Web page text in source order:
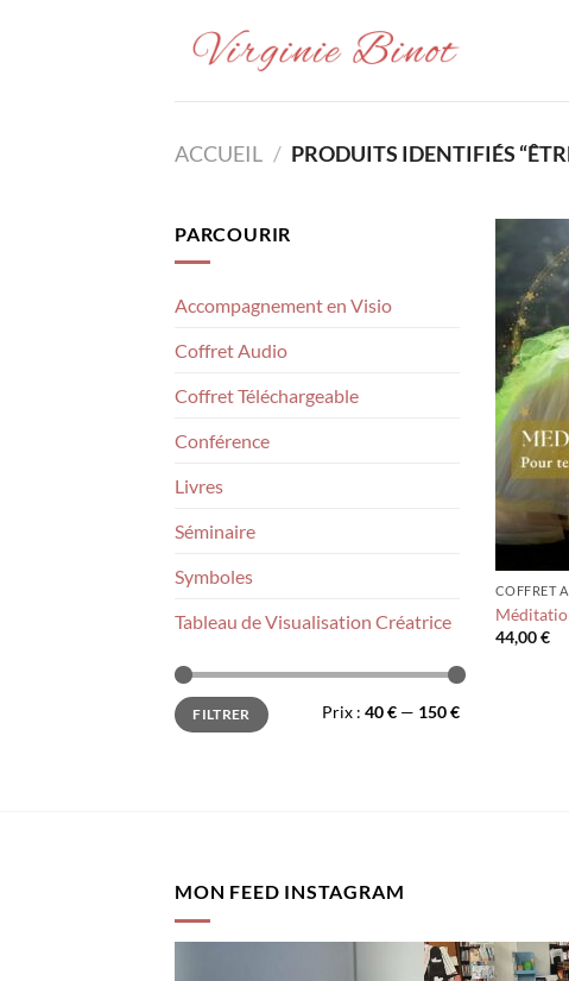
ACCUEIL / PRODUITS IDENTIFIÉS
PARCOURIR
Accompagnement en Visio
Coffret Audio
Coffret Téléchargeable
Conférence
Livres
Séminaire
Symboles
Tableau de Visualisation Créatrice
Prix
min
Prix
maxFILTRER Prix : 40 € — 150 €
COFFRET
44,00€
MON FEED INSTAGRAM